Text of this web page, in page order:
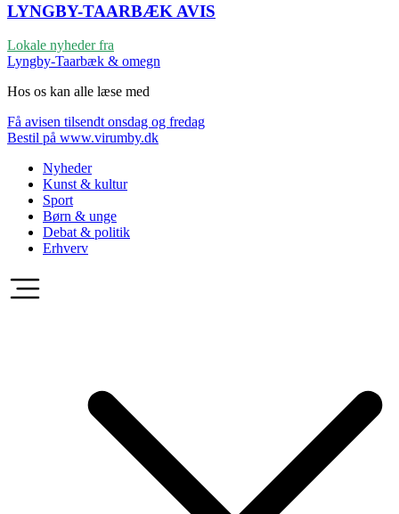
LYNGBY-TAARBÆK AVIS
Lokale nyheder fra
Lyngby-Taarbæk & omegn
Hos os kan alle læse med
Få avisen tilsendt onsdag og fredag
Bestil på www.virumby.dk
Nyheder
Kunst & kultur
Sport
Børn & unge
Debat & politik
Erhverv